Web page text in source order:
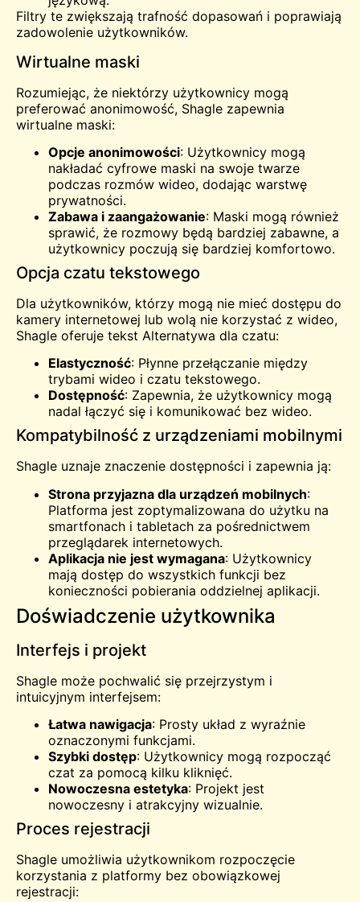
Filtry te zwiększają trafność dopasowań i poprawiają
zadowolenie użytkowników.
Wirtualne maski
Rozumiejąc, że niektórzy użytkownicy mogą
preferować anonimowość, Shagle zapewnia
wirtualne maski:
Opcje anonimowości: Użytkownicy mogą
nakładać cyfrowe maski na swoje twarze
podczas rozmów wideo, dodając warstwę
prywatności.
Zabawa i zaangażowanie: Maski mogą również
sprawić, że rozmowy będą bardziej zabawne, a
użytkownicy poczują się bardziej komfortowo.
Opcja czatu tekstowego
Dla użytkowników, którzy mogą nie mieć dostępu do
kamery internetowej lub wolą nie korzystać z wideo,
Shagle oferuje tekst Alternatywa dla czatu:
Elastyczność: Płynne przełączanie między
trybami wideo i czatu tekstowego.
Dostępność: Zapewnia, że użytkownicy mogą
nadal łączyć się i komunikować bez wideo.
Kompatybilność z urządzeniami mobilnymi
Shagle uznaje znaczenie dostępności i zapewnia ją:
Strona przyjazna dla urządzeń mobilnych:
Platforma jest zoptymalizowana do użytku na
smartfonach i tabletach za pośrednictwem
przeglądarek internetowych.
Aplikacja nie jest wymagana: Użytkownicy
mają dostęp do wszystkich funkcji bez
konieczności pobierania oddzielnej aplikacji.
Doświadczenie użytkownika
Interfejs i projekt
Shagle może pochwalić się przejrzystym i
intuicyjnym interfejsem:
Łatwa nawigacja: Prosty układ z wyraźnie
oznaczonymi funkcjami.
Szybki dostęp: Użytkownicy mogą rozpocząć
czat za pomocą kilku kliknięć.
Nowoczesna estetyka: Projekt jest
nowoczesny i atrakcyjny wizualnie.
Proces rejestracji
Shagle umożliwia użytkownikom rozpoczęcie
korzystania z platformy bez obowiązkowej
rejestracji: